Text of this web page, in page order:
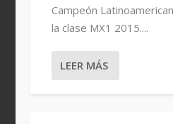
Campeón
la clase MX1 2015....
LEER MÁS